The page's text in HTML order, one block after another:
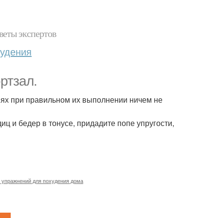
экспертов
при правильном их выполнении ничем не
бедер в тонусе, придадите попе упругости,
упражнений для похудения дома